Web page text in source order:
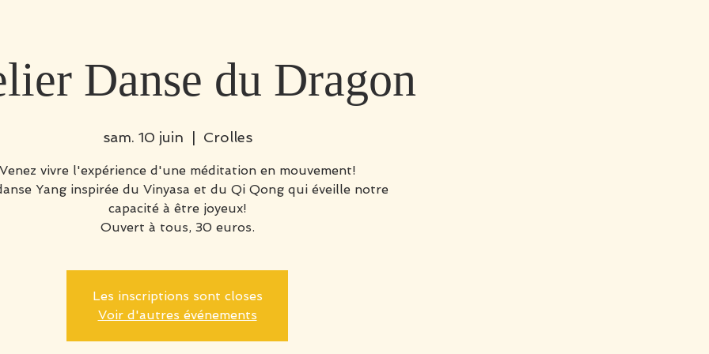
Danse du Dragon
sam. 10 juin Crolles
Venez vivre l'expérience d'une méditation en mouvement!
Yang inspirée du Vinyasa et du Qi Qong qui éveille notre
capacité à être joyeux!
Ouvert à tous, 30 euros.
Les inscriptions sont closes
Voir d'autres événements